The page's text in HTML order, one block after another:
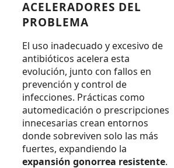
ACELERADORES DEL
PROBLEMA
El uso inadecuado y excesivo de
antibióticos acelera esta
evolución, junto con fallos en
prevención y control de
infecciones. Prácticas como
automedicación o prescripciones
innecesarias crean entornos
donde sobreviven solo las más
fuertes, expandiendo la
expansión gonorrea resistente.